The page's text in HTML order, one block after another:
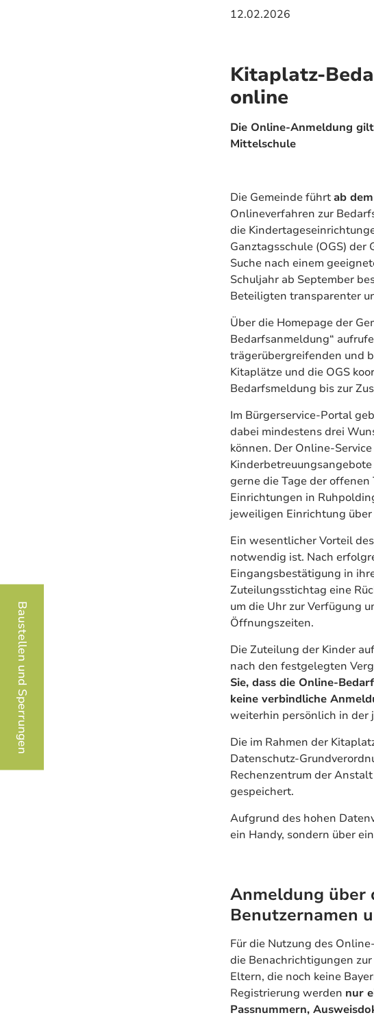
Baustellen und Sperrungen
12.02.2026
Kitaplatz-
online
Die Online-Anmeldung
Mittelschule
Die Gemeinde führtab
Onlineverfahren zur
die
Ganztagsschule (OGS)
Suche nach einem
Schuljahr ab September
Beteiligten transparenter
Über die Homepage der
Bedarfsanmeldung“
trägerübergreifenden und
Kitaplätze und die OGS
Bedarfsmeldung bis zur
Im Bürgerservice-Portal
dabei mindestens drei
können. Der Online-
gerne die Tage der offenen
Einrichtungen in
jeweiligen Einrichtung
Ein wesentlicher Vorteil
notwendig ist. Nach
Eingangsbestätigung in
Zuteilungsstichtag eine
um die Uhr zur Verfügung
Öffnungszeiten.
Die Zuteilung der Kinder
nach den festgelegten
Sie, dass die Online-
keine verbindliche
weiterhin persönlich in der
Die im Rahmen der
Datenschutz-
Rechenzentrum der
gespeichert.
Aufgrund des hohen
ein Handy, sondern über
Anmeldung über
Benutzernamen
Für die Nutzung des
die Benachrichtigungen
Eltern, die noch keine
Registrierung werden nur
Passnummern,